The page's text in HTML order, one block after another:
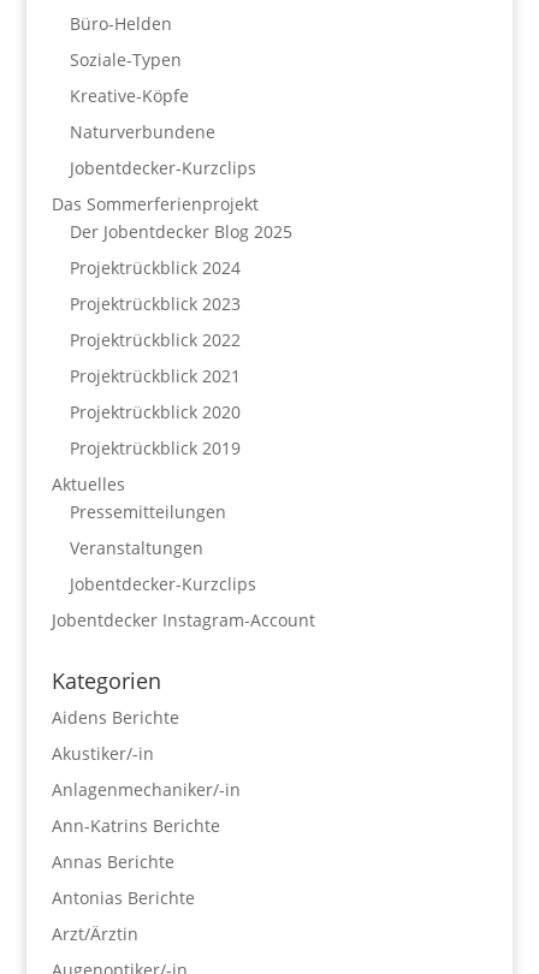
Büro-Helden
Soziale-Typen
Kreative-Köpfe
Naturverbundene
Jobentdecker-Kurzclips
Das Sommerferienprojekt
Der Jobentdecker Blog 2025
Projektrückblick 2024
Projektrückblick 2023
Projektrückblick 2022
Projektrückblick 2021
Projektrückblick 2020
Projektrückblick 2019
Aktuelles
Pressemitteilungen
Veranstaltungen
Jobentdecker-Kurzclips
Jobentdecker Instagram-Account
Kategorien
Aidens Berichte
Akustiker/-in
Anlagenmechaniker/-in
Ann-Katrins Berichte
Annas Berichte
Antonias Berichte
Arzt/Ärztin
Augenoptiker/-in